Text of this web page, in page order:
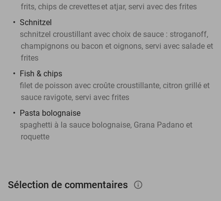
frits, chips de crevetteset atjar, servi avec des frites
Schnitzel
schnitzel croustillant avec choix de sauce : stroganoff,
champignons ou bacon et oignons, servi avec salade et
frites
Fish & chips
filet de poisson avec croûte croustillante, citron grillé et
sauce ravigote, servi avec frites
Pasta bolognaise
spaghetti à la sauce bolognaise, Grana Padano et
roquette
Sélection de commentaires info_outlined